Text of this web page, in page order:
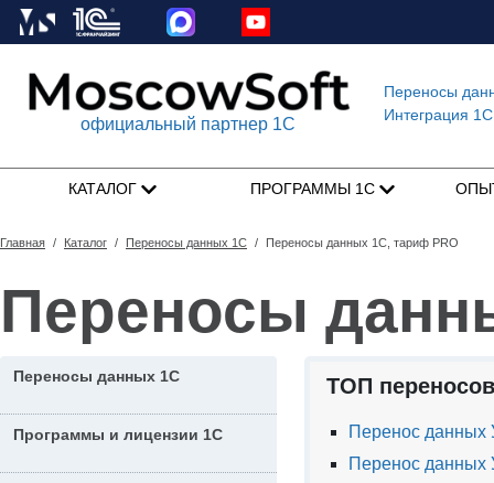
официальный партнер 1С
Переносы
Интеграция
КАТАЛОГ ПРОГРАММЫ 1С
Главная / Каталог / Переносы данных 1С / Переносы данных 1С, тариф PRO
Переносы
Переносы данных 1С
Программы и лицензии 1С
ТОП
Перенос
Перенос данных